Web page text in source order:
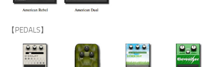
【PEDALS】